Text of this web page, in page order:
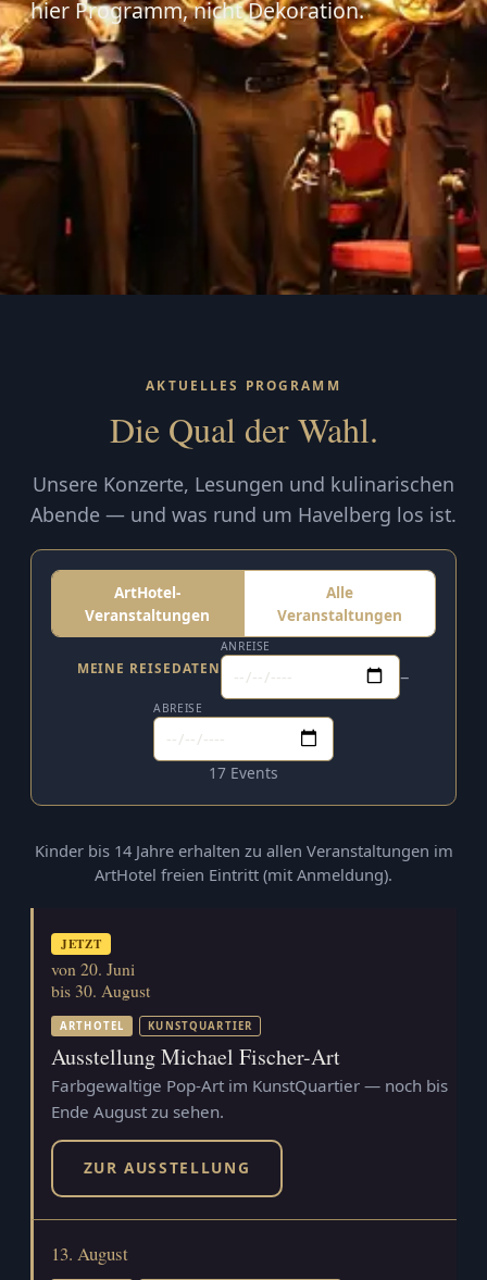
hier Programm, nicht Dekoration.
AKTUELLES PROGRAMM
Die Qual der Wahl.
Unsere Konzerte, Lesungen und kulinarischen
Abende — und was rund um Havelberg los ist.
ArtHotel-
Veranstaltungen
Alle
Veranstaltungen
MEINE REISEDATEN
ANREISE
–
ABREISE
17 Events
Kinder bis 14 Jahre erhalten zu allen Veranstaltungen im
ArtHotel freien Eintritt (mit Anmeldung).
JETZT
von 20. Juni
bis 30. August
ARTHOTEL KUNSTQUARTIER
Ausstellung Michael Fischer-Art
Farbgewaltige Pop-Art im KunstQuartier — noch bis
Ende August zu sehen.
ZUR AUSSTELLUNG
13. August